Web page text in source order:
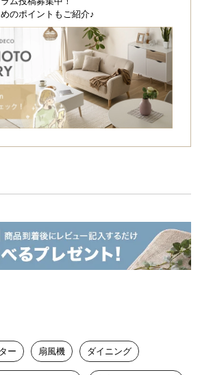
のポイントもご紹介♪
ー 扇風機 ダイニング